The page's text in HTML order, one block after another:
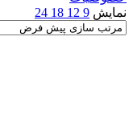
نمایش 9
12
18
24